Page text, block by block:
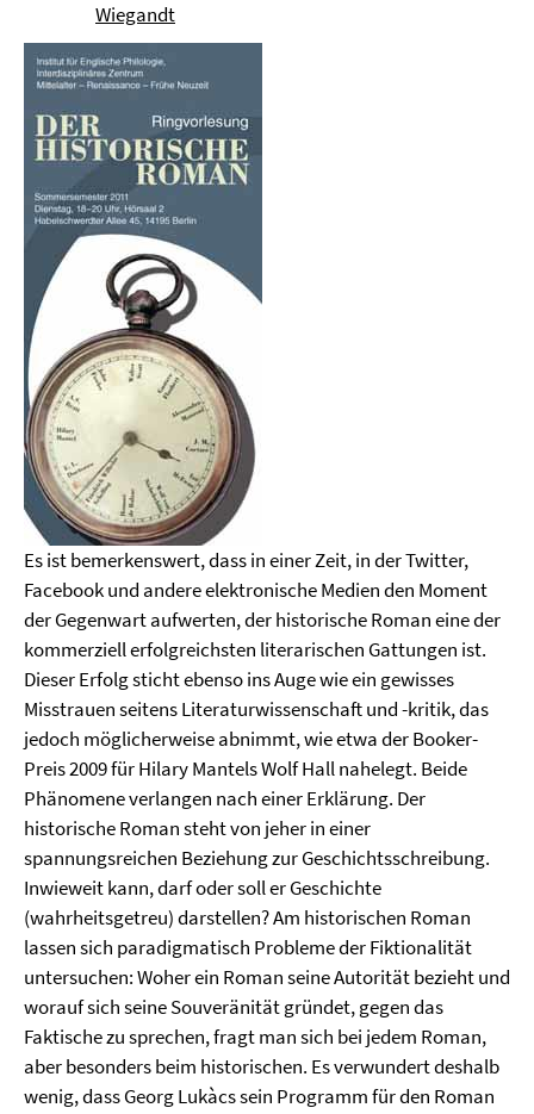
Wiegandt
Es ist bemerkenswert, dass in einer Zeit, in der Twitter,
Facebook und andere elektronische Medien den Moment
der Gegenwart aufwerten, der historische Roman eine der
kommerziell erfolgreichsten literarischen Gattungen ist.
Dieser Erfolg sticht ebenso ins Auge wie ein gewisses
Misstrauen seitens Literaturwissenschaft und -kritik, das
jedoch möglicherweise abnimmt, wie etwa der Booker-
Preis 2009 für Hilary Mantels Wolf Hall nahelegt. Beide
Phänomene verlangen nach einer Erklärung. Der
historische Roman steht von jeher in einer
spannungsreichen Beziehung zur Geschichtsschreibung.
Inwieweit kann, darf oder soll er Geschichte
(wahrheitsgetreu) darstellen? Am historischen Roman
lassen sich paradigmatisch Probleme der Fiktionalität
untersuchen: Woher ein Roman seine Autorität bezieht und
worauf sich seine Souveränität gründet, gegen das
Faktische zu sprechen, fragt man sich bei jedem Roman,
aber besonders beim historischen. Es verwundert deshalb
wenig, dass Georg Lukàcs sein Programm für den Roman